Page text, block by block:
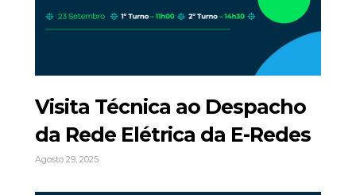
Visita Técnica ao Despacho
da Rede Elétrica da E-Redes
Agosto 29, 2025